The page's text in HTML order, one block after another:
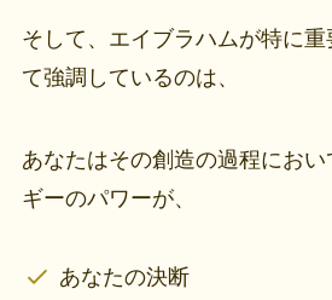
そして、エイブラハムが特に
て強調しているのは、
あなたはその創造の過程にお
ギーのパワーが、
あなたの決断